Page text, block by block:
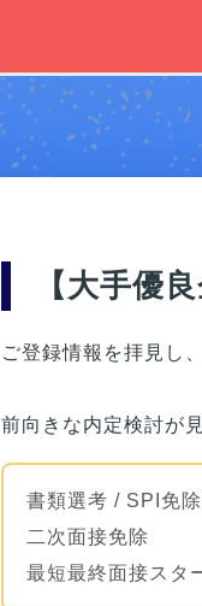
【大手優
ご登録情報を拝見し、
前向きな内定検討が
書類選考 / SPI免
二次面接免除
最短最終面接スタ